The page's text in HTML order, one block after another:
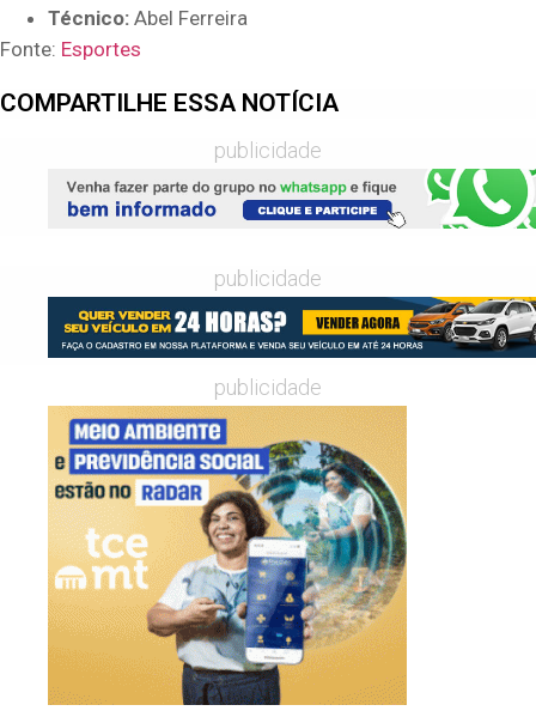
Técnico: Abel Ferreira
Fonte: Esportes
COMPARTILHE ESSA NOTÍCIA
publicidade
publicidade
publicidade